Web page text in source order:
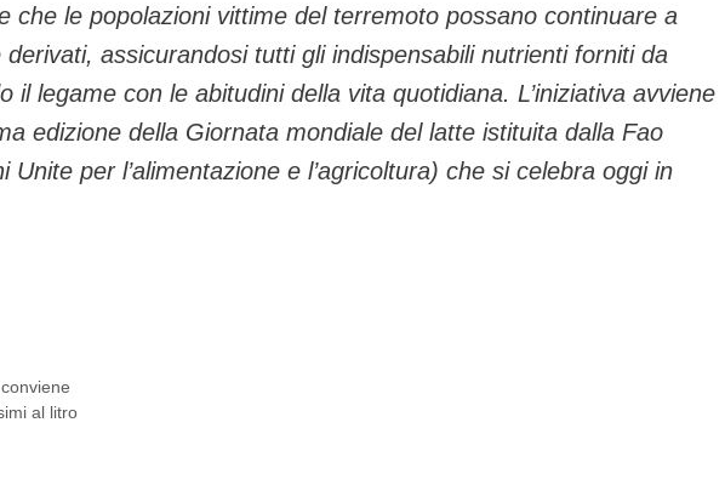
che le popolazioni vittime del terremoto possano continuare a
assicurandosi tutti gli indispensabili nutrienti forniti da
il legame con le abitudini della vita quotidiana. L’iniziativa avviene
edizione della Giornata mondiale del latte istituita dalla Fao
Unite per l’alimentazione e l’agricoltura) che si celebra oggi in
al litro